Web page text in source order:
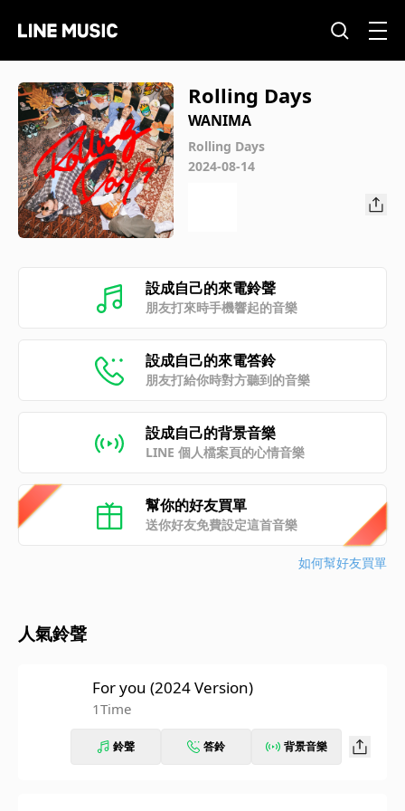
Rolling Days
WANIMA
Rolling Days
2024-08-14
設成自己的來電鈴聲
朋友打來時手機響起的音樂
設成自己的來電答鈴
朋友打給你時對方聽到的音樂
設成自己的背景音樂
LINE 個人檔案頁的心情音樂
幫你的好友買單
送你好友免費設定這首音樂
如何幫好友買單
人氣鈴聲
For you (2024 Version)
1Time
鈴聲 答鈴 背景音樂